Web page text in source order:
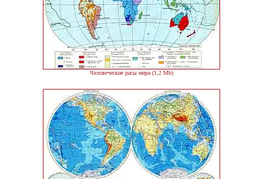
Человеческие расы мира (1,2 Mb)